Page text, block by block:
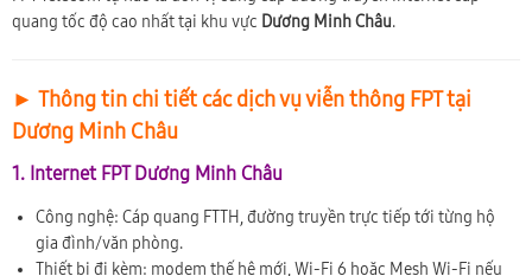
quang tốc độ cao nhất tại khu vực Dương Minh Châu.
► Thông tin chi tiết các dịch vụ viễn thông FPT tại
Dương Minh Châu
1. Internet FPT Dương Minh Châu
Công nghệ: Cáp quang FTTH, đường truyền trực tiếp tới từng hộ
gia đình/văn phòng.
Thiết bị đi kèm: modem thế hệ mới, Wi-Fi 6 hoặc Mesh Wi-Fi nếu